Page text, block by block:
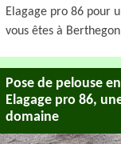
Elagage pro 86 pour
vous êtes à
Pose de pelouse
Elagage pro 86,
domaine